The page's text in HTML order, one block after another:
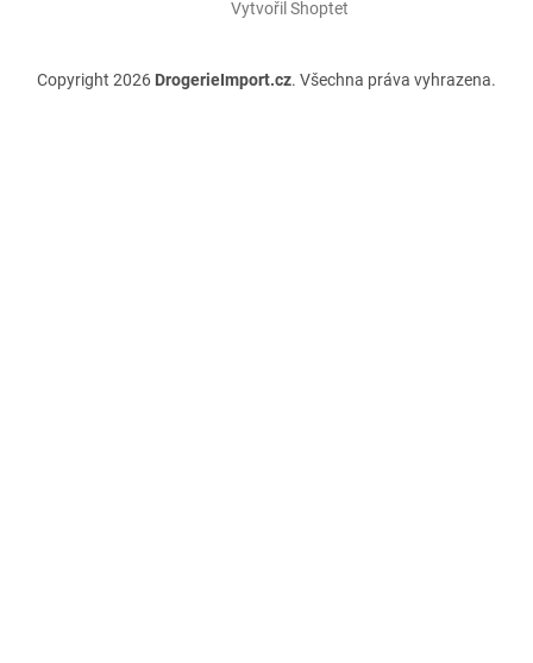
Vytvořil Shoptet
Copyright 2026 DrogerieImport.cz. Všechna práva vyhrazena.